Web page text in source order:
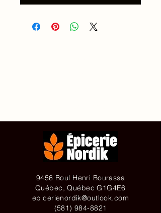
9456 Boul Henri Bourassa
Québec, Québec G1G4E6
epicerienordik@outlook.com
(581) 984-8821